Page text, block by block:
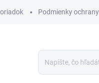
Podmienky